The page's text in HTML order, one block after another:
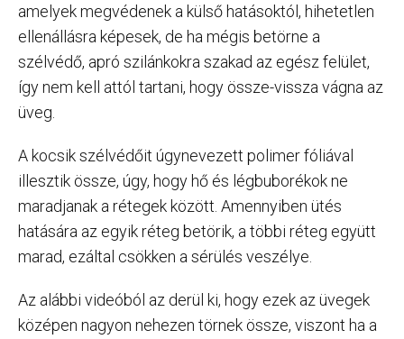
amelyek megvédenek a külső hatásoktól, hihetetlen
ellenállásra képesek, de ha mégis betörne a
szélvédő, apró szilánkokra szakad az egész felület,
így nem kell attól tartani, hogy össze-vissza vágna az
üveg.
A kocsik szélvédőit úgynevezett polimer fóliával
illesztik össze, úgy, hogy hő és légbuborékok ne
maradjanak a rétegek között. Amennyiben ütés
hatására az egyik réteg betörik, a többi réteg együtt
marad, ezáltal csökken a sérülés veszélye.
Az alábbi videóból az derül ki, hogy ezek az üvegek
középen nagyon nehezen törnek össze, viszont ha a